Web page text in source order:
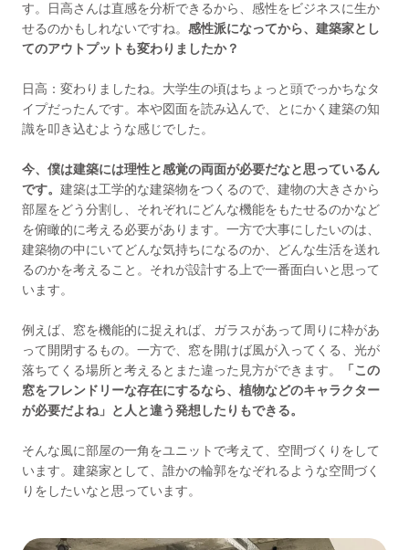
す。日高さんは直感を分析できるから、感性をビジネスに生か
せるのかもしれないですね。 感性派になってから、建築家とし
てのアウトプットも変わりましたか？
日高：変わりましたね。大学生の頃はちょっと頭でっかちなタ
イプだったんです。本や図面を読み込んで、とにかく建築の知
識を叩き込むような感じでした。
今、僕は建築には理性と感覚の両面が必要だなと思っているん
です。 建築は工学的な建築物をつくるので、建物の大きさから
部屋をどう分割し、それぞれにどんな機能をもたせるのかなど
を俯瞰的に考える必要があります。一方で大事にしたいのは、
建築物の中にいてどんな気持ちになるのか、どんな生活を送れ
るのかを考えること。それが設計する上で一番面白いと思って
います。
例えば、窓を機能的に捉えれば、ガラスがあって周りに枠があ
って開閉するもの。一方で、窓を開けば風が入ってくる、光が
落ちてくる場所と考えるとまた違った見方ができます。
「この
窓をフレンドリーな存在にするなら、植物などのキャラクター
が必要だよね」と人と違う発想したりもできる。
そんな風に部屋の一角をユニットで考えて、空間づくりをして
います。建築家として、誰かの輪郭をなぞれるような空間づく
りをしたいなと思っています。